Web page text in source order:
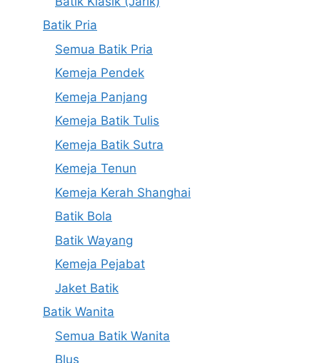
Batik Pria
Semua Batik Pria
Kemeja Pendek
Kemeja Panjang
Kemeja Batik Tulis
Kemeja Batik Sutra
Kemeja Tenun
Kemeja Kerah Shanghai
Batik Bola
Batik Wayang
Kemeja Pejabat
Jaket Batik
Batik Wanita
Semua Batik Wanita
Blus